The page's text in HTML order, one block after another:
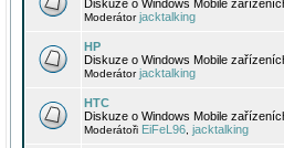
Diskuze o Windows Mobile
Moderátorjacktalking
HP
Diskuze o Windows Mobile
Moderátorjacktalking
HTC
Diskuze o Windows Mobile
Moderátoři EiFeL96 jacktalking